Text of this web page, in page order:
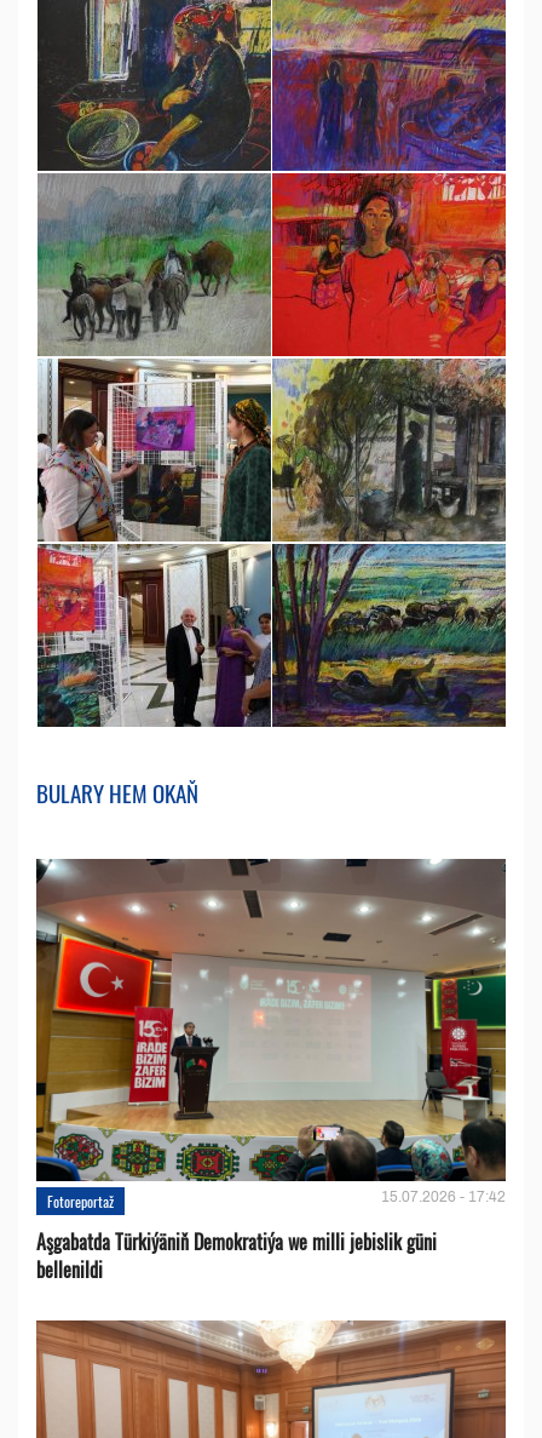
BULARY HEM OKAŇ
Fotoreportaž 15.07.2026 - 17:42
Aşgabatda Türkiýäniň Demokratiýa we milli jebislik güni
bellenildi